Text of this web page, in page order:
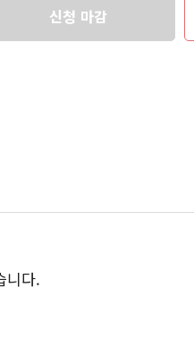
신청 마감
니다.